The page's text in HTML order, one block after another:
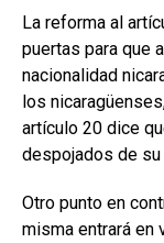
La reforma al
puertas para que
nacionalidad
los
artículo 20 dice
despojados de su
Otro punto en
misma entrará en